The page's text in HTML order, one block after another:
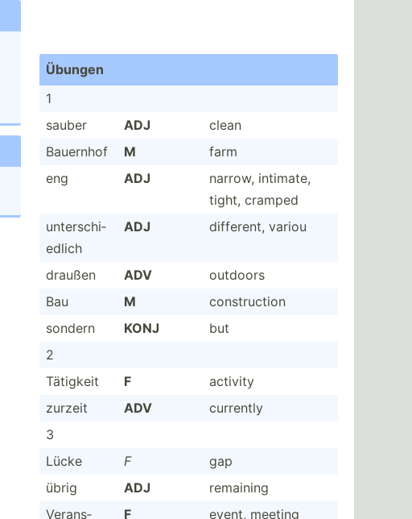
Übungen
1
sauber
ADJ
clean
Bauernhof
M
farm
eng
ADJ
narrow, intimate,
tight, cramped
unters­chi­
edlich
ADJ different, variou
draußen ADV
outdoors
Bau
M
constr­uction
sondern
KONJ
but
2
Tätigkeit
F
activity
zurzeit
ADV
currently
3
Lücke
F
gap
übrig
ADJ
remaining
Verans­
F event, meeting